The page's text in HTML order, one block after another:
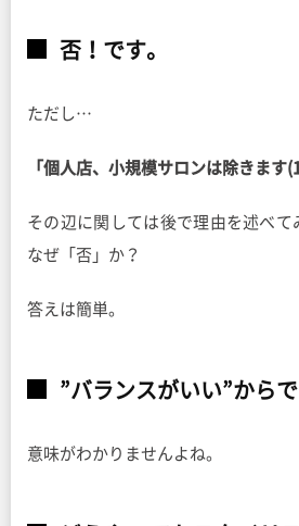
否！です。
ただし…
「個人店、小規模サロンは除きます
その辺に関しては後で理由を述べて
なぜ「否」か？
答えは簡単。
”バランスがいい”からで
意味がわかりませんよね。